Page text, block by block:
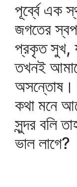
পূর্ব্বে এক
জগতের
প্রকৃত সুখ,
তখনই
অসন্তোষ।
কথা মনে
সুন্দর বলি
ভাল লাগে?